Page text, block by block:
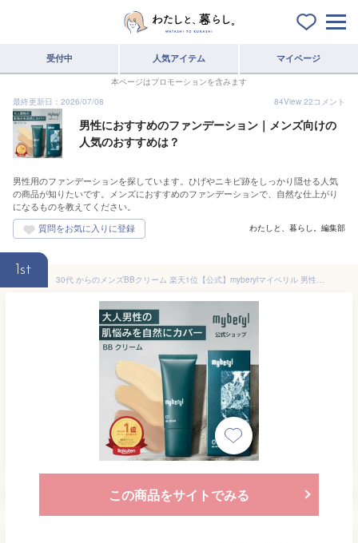
受付中 人気アイテム マイページ
本ページはプロモーションを含みます
最終更新日：2026/07/08
84View 22コメント
男性におすすめのファンデーション｜メンズ向けの
人気のおすすめは？
男性用のファンデーションを探しています。ひげやニキビ跡をしっかり隠せる人気
の商品が知りたいです。メンズにおすすめのファンデーションで、自然な仕上がり
になるものを教えてください。
わたしと、暮らし。編集部
1st
30代 からのメンズBBクリーム 楽天1位【公式】myberylマイベリル 男性ファンデーション コンシーラー メイク カバー 青ひげ クマ くま しみ そばかす ニキビ 毛穴 黒ずみ くすみ テカリ 保湿 うるおい 自然 スキンケア ナチュラル肌 皮脂 初メイク ビジネス 日本製 40代 50代
この商品をサイトでみる